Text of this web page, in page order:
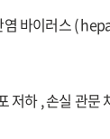
바이러스 (
하 , 손실 관문